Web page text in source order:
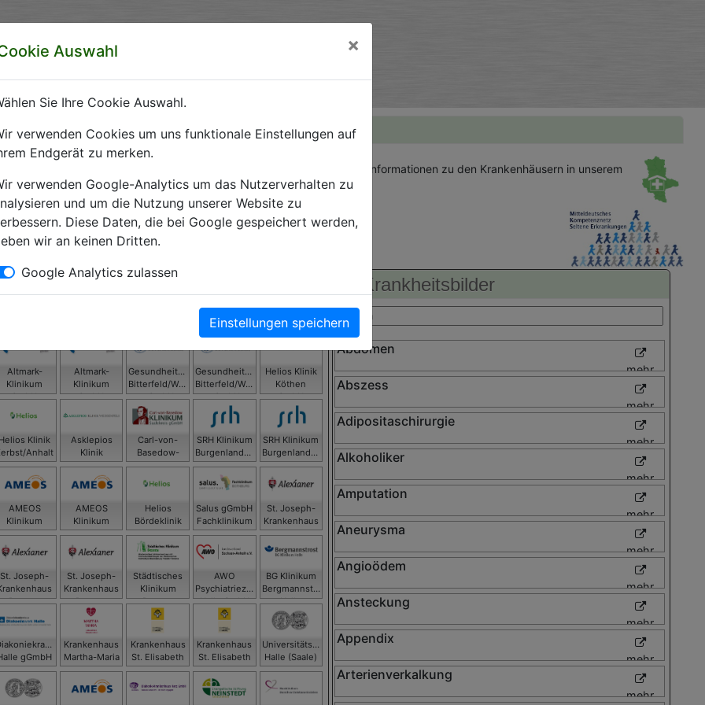
Sachsen-Anhalt
Sachsen-Anhalt e.V.
Sachsen-Anhalts
Sachsen-Anhalt. Hier finden Sie alle wichtigen
Informationen zu den Krankenhäusern in unserem
Kliniken
Altmark-
Klinikum
gGmbH -
Gardelegen
Altmark-
Klinikum
gGmbH -
Gesundheitszentrum
Bitterfeld/Wolfen
gGmbH
Gesundheitszentrum
Bitterfeld/Wolfen
gGmbH
Helios Klinik
Köthen
GmbH
Helios Klinik
Anhalt
Asklepios
Klinik
Weißenfels
Carl-von-
Basedow-
Klinikum
Saalekreis
gGmbH
SRH Klinikum
Burgenlandkreis
GmbH,
Klinikum
Naumburg
SRH Klinikum
Burgenlandkreis
GmbH, SRH
Klinikum
Zeitz
AMEOS
Klinikum
AMEOS
Klinikum
Haldensleben
GmbH
Helios
Bördeklinik
Salus gGmbH
Fachklinikum
Bernburg
St. Joseph-
Krankenhaus
Dessau
St. Joseph-
Dessau
St. Joseph-
Krankenhaus
Dessau
Städtisches
Klinikum
Dessau
AWO
Psychiatriezentrum
Halle GmbH
BG Klinikum
Bergmannstrost
Halle
gGmbH
Krankenhaus
Martha-Maria
Halle-Dölau
Krankenhaus
St. Elisabeth
und St.
Barbara Halle
(Saale) GmbH
Krankenhaus
St. Elisabeth
und St.
Barbara Halle
(Saale) GmbH
Universitätsklinikum
Halle (Saale)
Krankheitsbilder
Abdomen
mehr
Abszess
mehr
Adipositaschirurgie
mehr
Alkoholiker
mehr
Amputation
mehr
Aneurysma
mehr
Angioödem
mehr
Ansteckung
mehr
Appendix
mehr
Arterienverkalkung
mehr
Auswahl ×
Sie Ihre Cookie Auswahl.
verwenden Cookies um uns funktionale Einstellungen auf
Endgerät zu merken.
verwenden Google-Analytics um das Nutzerverhalten zu
und um die Nutzung unserer Website zu
Diese Daten, die bei Google gespeichert werden,
wir an keinen Dritten.
Google Analytics zulassen
Einstellungen speichern